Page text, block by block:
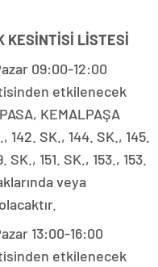
KESİNTİSİ LİSTESİ
09:00-12:00
etkilenecek
KEMALPAŞA
142. SK., 144. SK., 145.
SK., 151. SK., 153., 153.
veya
13:00-16:00
etkilenecek